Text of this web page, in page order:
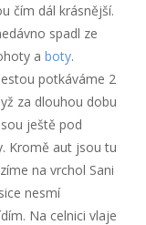
čím dál krásnější.
spadl ze
a boty.
potkáváme 2
za dlouhou dobu
ještě pod
Kromě aut jsou tu
na vrchol Sani
nesmí
Na celnici vlaje